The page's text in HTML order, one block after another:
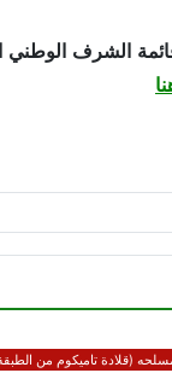
الشرف
(قلادة تاميكوم من